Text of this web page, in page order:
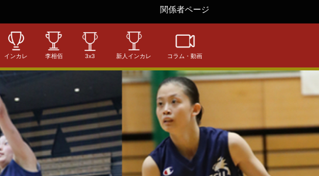
関係者ページ
インカレ 李相佰 3x3 新人インカレ コラム・動画